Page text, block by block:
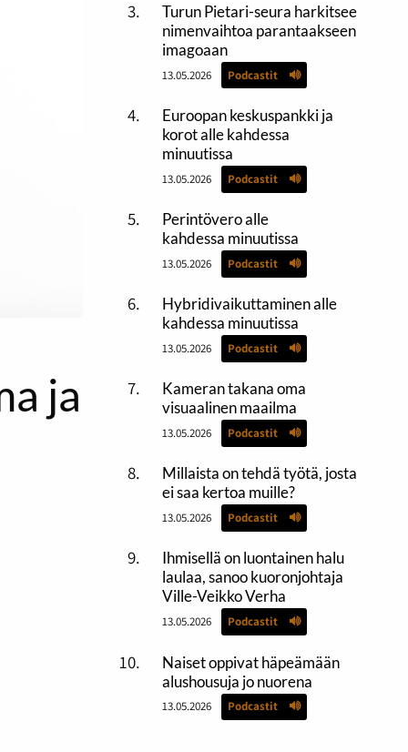
ja
Turun Pietari-seura harkitsee
nimenvaihtoa parantaakseen
imagoaan
13.05.2026 Podcastit
Euroopan keskuspankki ja
korot alle kahdessa
minuutissa
13.05.2026 Podcastit
Perintövero alle
kahdessa minuutissa
13.05.2026 Podcastit
Hybridivaikuttaminen alle
kahdessa minuutissa
13.05.2026 Podcastit
Kameran takana oma
visuaalinen maailma
13.05.2026 Podcastit
Millaista on tehdä työtä, josta
ei saa kertoa muille?
13.05.2026 Podcastit
Ihmisellä on luontainen halu
laulaa, sanoo kuoronjohtaja
Ville-Veikko Verha
13.05.2026 Podcastit
Naiset oppivat häpeämään
alushousuja jo nuorena
13.05.2026 Podcastit